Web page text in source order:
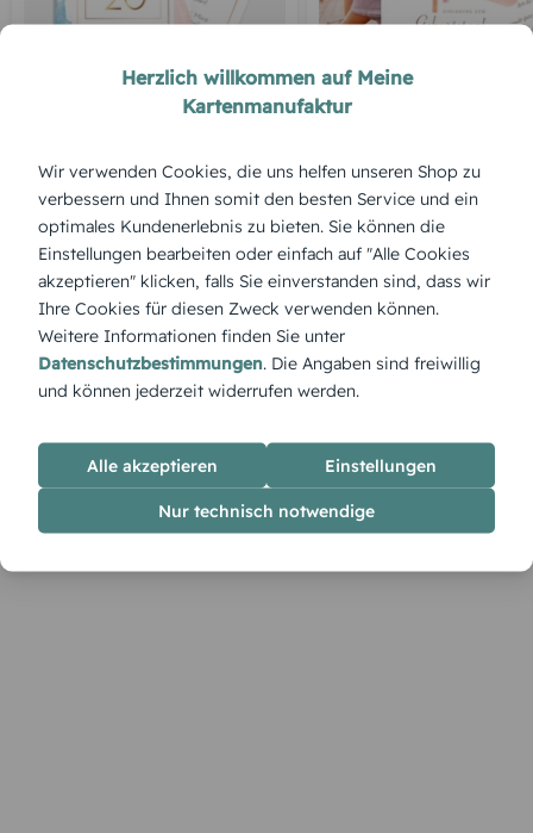
Farbabstrich
GEBURTSTAG
Abstraktion
Herzlich willkommen auf Meine
Kartenmanufaktur
Wir verwenden Cookies, die uns helfen unseren Shop zu
verbessern und Ihnen somit den besten Service und ein
optimales Kundenerlebnis zu bieten. Sie können die
Einstellungen bearbeiten oder einfach auf "Alle Cookies
akzeptieren" klicken, falls Sie einverstanden sind, dass wir
Ihre Cookies für diesen Zweck verwenden können.
Weitere Informationen finden Sie unter
Datenschutzbestimmungen. Die Angaben sind freiwillig
und können jederzeit widerrufen werden.
Alle akzeptieren Einstellungen
Nur technisch notwendige